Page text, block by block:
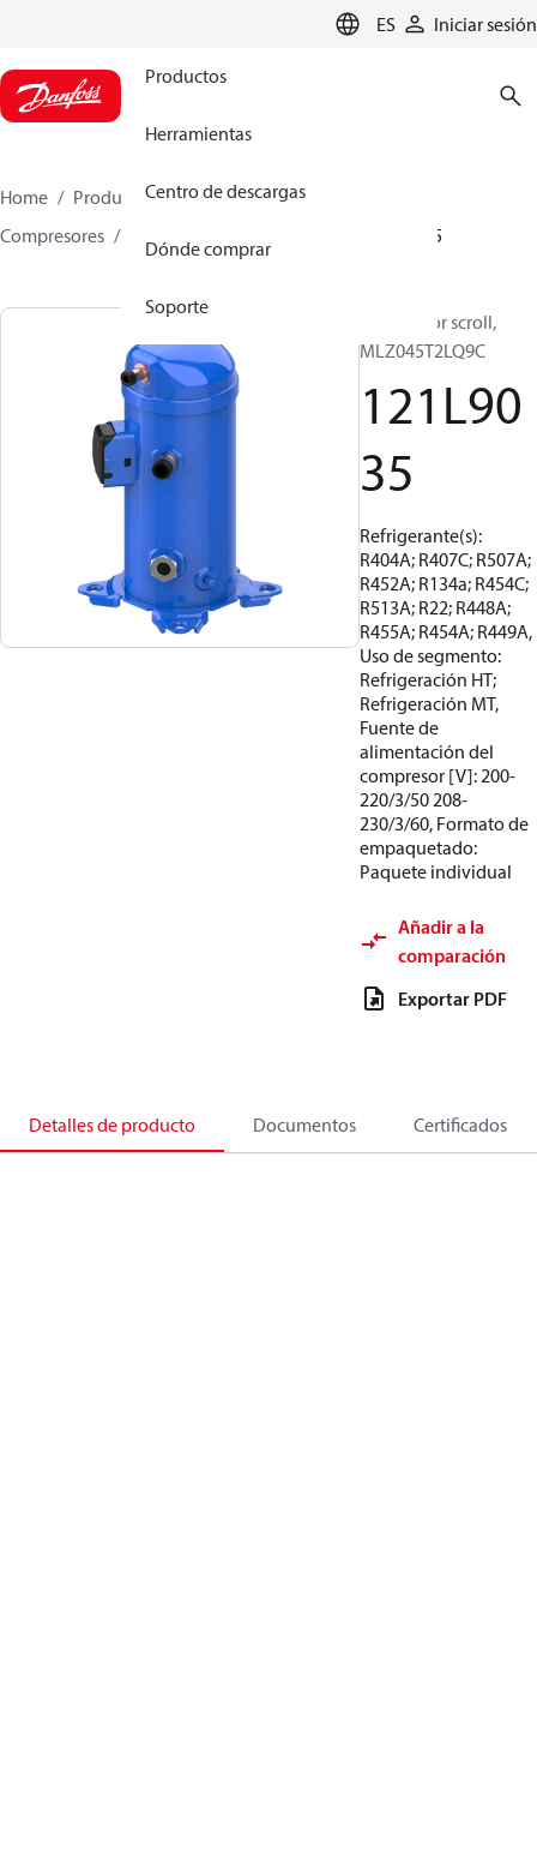
ES Iniciar sesión
Productos
Herramientas
Centro de descargas
Dónde comprar
Soporte
Home Productos
Climate Solutions for cooling
Compresores
121L9035
Compresor scroll,
MLZ045T2LQ9C
121L90
35
Refrigerante(s):
R404A; R407C; R507A;
R452A; R134a; R454C;
R513A; R22; R448A;
R455A; R454A; R449A,
Uso de segmento:
Refrigeración HT;
Refrigeración MT,
Fuente de
alimentación del
compresor [V]: 200-
220/3/50 208-
230/3/60, Formato de
empaquetado:
Paquete individual
Añadir a la
comparación
Exportar PDF
Detalles de producto Documentos Certificados